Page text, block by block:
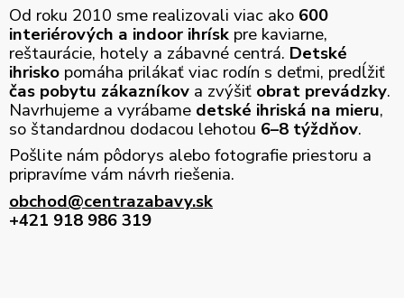
Od roku 2010 sme realizovali viac ako 600
interiérových a indoor ihrísk pre kaviarne,
reštaurácie, hotely a zábavné centrá. Detské
ihrisko pomáha prilákať viac rodín s deťmi, predĺžiť
čas pobytu zákazníkov a zvýšiť obrat prevádzky.
Navrhujeme a vyrábame detské ihriská na mieru,
so štandardnou dodacou lehotou 6–8 týždňov.
Pošlite nám pôdorys alebo fotografie priestoru a
pripravíme vám návrh riešenia.
obchod@centrazabavy.sk
+421 918 986 319